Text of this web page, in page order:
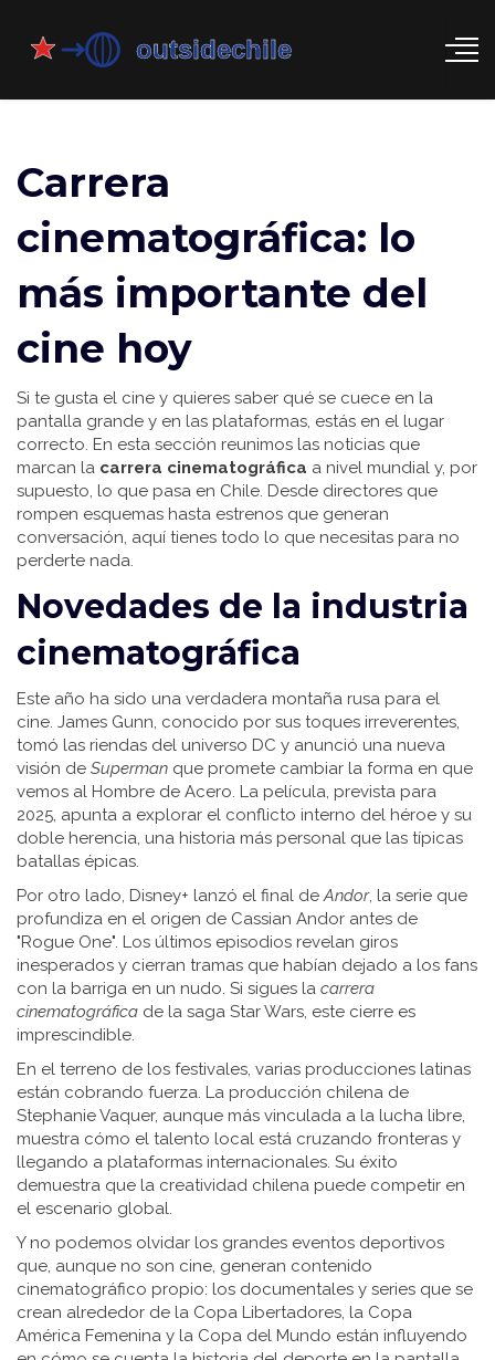
Carrera
cinematográfica: lo
más importante del
cine hoy
Si te gusta el cine y quieres saber qué se cuece en la
pantalla grande y en las plataformas, estás en el lugar
correcto. En esta sección reunimos las noticias que
marcan la carrera cinematográfica a nivel mundial y, por
supuesto, lo que pasa en Chile. Desde directores que
rompen esquemas hasta estrenos que generan
conversación, aquí tienes todo lo que necesitas para no
perderte nada.
Novedades de la industria
cinematográfica
Este año ha sido una verdadera montaña rusa para el
cine. James Gunn, conocido por sus toques irreverentes,
tomó las riendas del universo DC y anunció una nueva
visión de Superman que promete cambiar la forma en que
vemos al Hombre de Acero. La película, prevista para
2025, apunta a explorar el conflicto interno del héroe y su
doble herencia, una historia más personal que las típicas
batallas épicas.
Por otro lado, Disney+ lanzó el final deAndor, la serie que
profundiza en el origen de Cassian Andor antes de
"Rogue One". Los últimos episodios revelan giros
inesperados y cierran tramas que habían dejado a los fans
con la barriga en un nudo. Si sigues la carrera
cinematográfica de la saga Star Wars, este cierre es
imprescindible.
En el terreno de los festivales, varias producciones latinas
están cobrando fuerza. La producción chilena de
Stephanie Vaquer, aunque más vinculada a la lucha libre,
muestra cómo el talento local está cruzando fronteras y
llegando a plataformas internacionales. Su éxito
demuestra que la creatividad chilena puede competir en
el escenario global.
Y no podemos olvidar los grandes eventos deportivos
que, aunque no son cine, generan contenido
cinematográfico propio: los documentales y series que se
crean alrededor de la Copa Libertadores, la Copa
América Femenina y la Copa del Mundo están influyendo